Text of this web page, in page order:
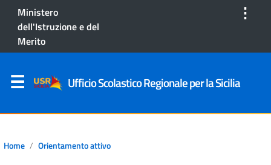
Ministero
dell'Istruzione e del
Merito
⋮
Ufficio Scolastico Regionale per la Sicilia
Home Orientamento attivo